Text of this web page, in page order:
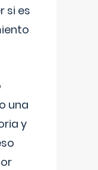
si es
una
y